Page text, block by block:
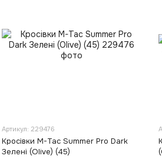
Артикул: 229476
Кросівки M-Tac Summer Pro Dark
Зелені (Olive) (45)